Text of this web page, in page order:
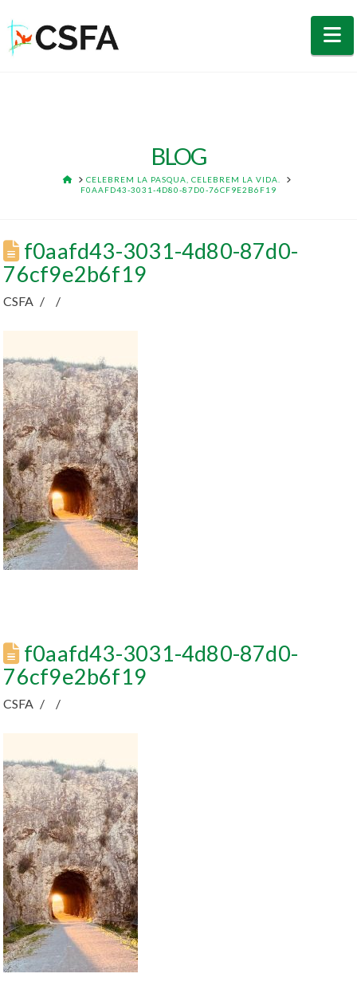
BLOG
HOMECELEBREM LA PASQUA, CELEBREM LA VIDA.
F0AAFD43-3031-4D80-87D0-76CF9E2B6F19
f0aafd43-3031-4d80-87d0-
76cf9e2b6f19
CSFA
f0aafd43-3031-4d80-87d0-
76cf9e2b6f19
CSFA